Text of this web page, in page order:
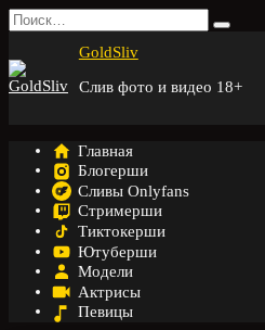
Перейти
к
содержанию
Search
for:
GoldSliv
Слив фото и видео 18+
Главная
Блогерши
Сливы Onlyfans
Стримерши
Тиктокерши
Ютуберши
Модели
Актрисы
Певицы